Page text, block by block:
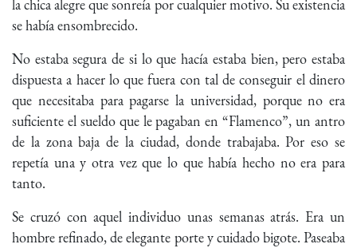
la chica alegre que sonreía por cualquier motivo. Su existencia
se había ensombrecido.
No estaba segura de si lo que hacía estaba bien, pero estaba
dispuesta a hacer lo que fuera con tal de conseguir el dinero
que necesitaba para pagarse la universidad, porque no era
suficiente el sueldo que le pagaban en “Flamenco”, un antro
de la zona baja de la ciudad, donde trabajaba. Por eso se
repetía una y otra vez que lo que había hecho no era para
tanto.
Se cruzó con aquel individuo unas semanas atrás. Era un
hombre refinado, de elegante porte y cuidado bigote. Paseaba